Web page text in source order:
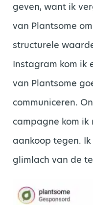
geven, want ik
van Plantsome
structurele
Instagram kom ik
van Plantsome
communiceren.
campagne kom
aankoop tegen.
glimlach van de